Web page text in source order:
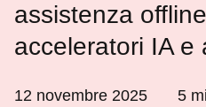
assistenza
acceleratori IA e
12 novembre 2025 5